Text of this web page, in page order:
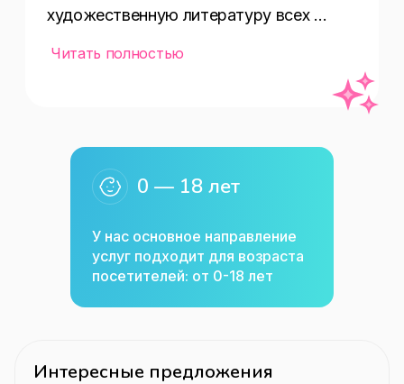
художественную литературу всех
широкий выбор учебно-методической
дополнительного
образования.Возможна бесплатная
Читать полностью
0 — 18 лет
У нас основное направление
услуг подходит для возраста
посетителей: от 0-18 лет
Интересные предложения